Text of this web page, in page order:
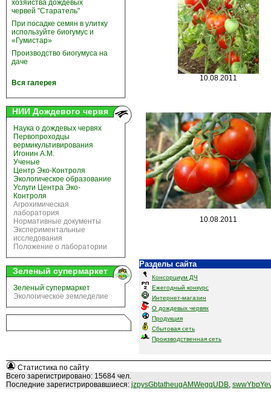
хозяйства дождевых
червей "Старатель"
При посадке семян в улитку
используйте биогумус и
«Гумистар»
Производство биогумуса на
даче
Вся галерея
НИИ Дождевого червя
Наука о дождевых червях
Первопроходцы
вермикультивирования
Игонин А.М.
Ученые
Центр Эко-Контроля
Экологическое образование
Услуги Центра Эко-
Контроля
Агрохимическая
лаборатория
Нормативные документы
Экспериментальные
исследования
Положение о лаборатории
Зеленый супермаркет
Зеленый супермаркет
Экологическое земледелие
10.08.2011
10.08.2011
Разделы сайта
Консорциум ДЧ
Ежегодный конкурс
Интернет-магазин
О дождевых червях
Продукция
Сбытовая сеть
Производственная сеть
Статистика по сайту
Всего зарегистрировано: 15684 чел.
Последние зарегистрировавшиеся: jzpysGbtatheugAMWegqUDB,